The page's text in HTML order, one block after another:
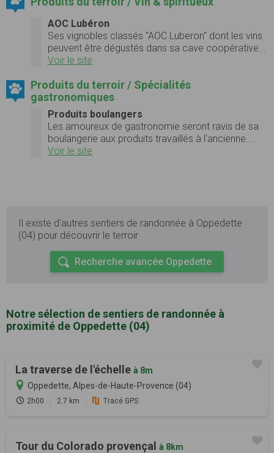
AOC Lubéron
Ses vignobles classés "AOC Luberon" dont les vins
peuvent être dégustés dans sa cave coopérative...
Voir le site
Produits du terroir / Spécialités
gastronomiques
Produits boulangers
Les amoureux de gastronomie seront ravis de sa
boulangerie aux produits travaillés à l'ancienne...
Voir le site
Il existe d'autres sentiers de randonnée à Oppedette
(04) pour découvrir le terroir
Recherche avancée Oppedette
Notre sélection de sentiers de randonnée à
proximité de Oppedette (04)
La traverse de l'échelle à 8m
Oppedette, Alpes-de-Haute-Provence (04)
2h00 2.7 km Tracé GPS
Tour du Colorado provençal à 8km